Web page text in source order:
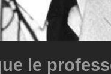
le